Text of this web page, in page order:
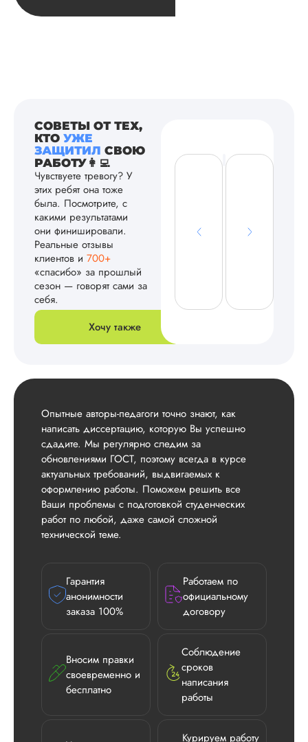
СОВЕТЫ ОТ ТЕХ,
КТО УЖЕ
ЗАЩИТИЛ СВОЮ
РАБОТУ👩‍💻
Чувствуете тревогу? У
этих ребят она тоже
была. Посмотрите, с
какими результатами
они финишировали.
Реальные отзывы
клиентов и 700+
«спасибо» за прошлый
сезон — говорят сами за
себя.
Хочу также
Опытные авторы-педагоги точно знают, как
написать диссертацию, которую Вы успешно
сдадите. Мы регулярно следим за
обновлениями ГОСТ, поэтому всегда в курсе
актуальных требований, выдвигаемых к
оформлению работы. Поможем решить все
Ваши проблемы с подготовкой студенческих
работ по любой, даже самой сложной
технической теме.
Гарантия
анонимности
заказа 100%
Работаем по
официальному
договору
Вносим правки
своевременно и
бесплатно
Соблюдение
сроков
написания
работы
Курируем работу